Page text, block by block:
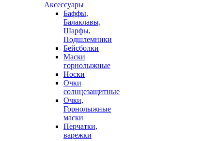
Аксессуары
Баффы,
Балаклавы,
Шарфы,
Подшлемники
Бейсболки
Маски
горнолыжные
Носки
Очки
солнцезащитные
Очки,
Горнолыжные
маски
Перчатки,
варежки